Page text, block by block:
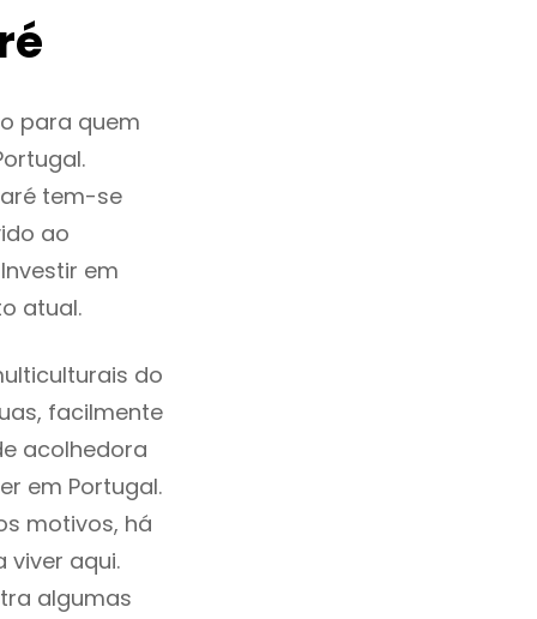
para quem
tem-se
ao
em
atual.
do
facilmente
acolhedora
em Portugal.
motivos, há
aqui.
algumas